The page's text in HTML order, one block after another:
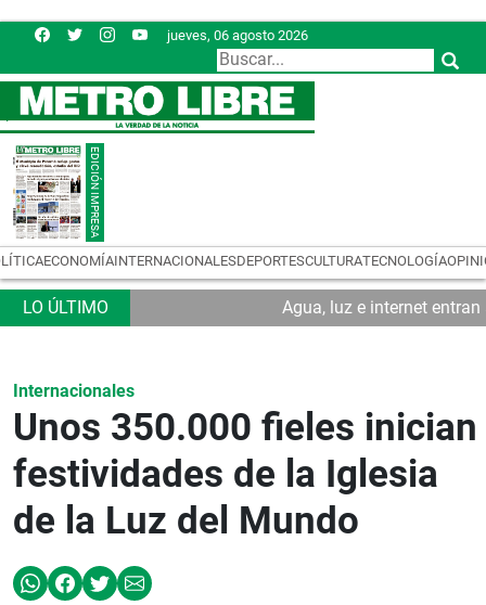
jueves, 06 agosto 2026
ECONOMÍAINTERNACIONALESDEPORTESCULTURATECNOLOGÍA
Agua, luz e internet
Internacionales
Unos 350.000 fieles inician
festividades de la Iglesia
de la Luz del Mundo